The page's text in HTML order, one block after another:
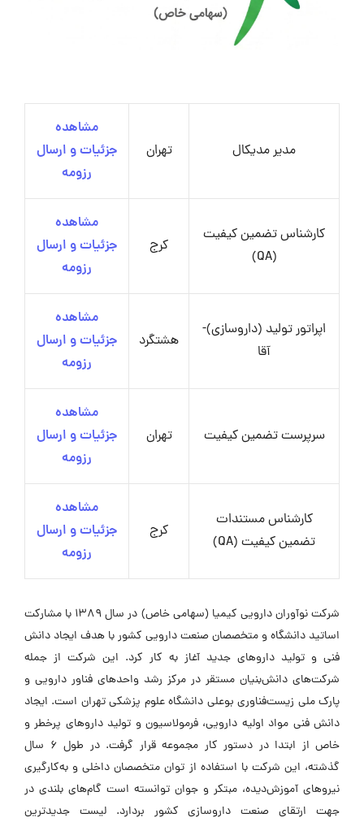
مدیر مدیکال تهران
مشاهده
جزئیات و ارسال
رزومه
کارشناس تضمین کیفیت
(QA)
کرج
مشاهده
جزئیات و ارسال
رزومه
اپراتور تولید (داروسازی)-
آقا
هشتگرد
مشاهده
جزئیات و ارسال
رزومه
سرپرست تضمین کیفیت تهران
مشاهده
جزئیات و ارسال
رزومه
کارشناس مستندات
تضمین کیفیت (QA)
کرج
مشاهده
جزئیات و ارسال
رزومه
شرکت نوآوران دارویی کیمیا (سهامی خاص) در سال 1389 با مشارکت
اساتید دانشگاه و متخصصان صنعت دارویی کشور با هدف ایجاد دانش
فنی و تولید داروهای جدید آغاز به کار کرد. این شرکت از جمله
شرکت‌های دانش‌بنیان مستقر در مرکز رشد واحدهای فناور دارویی و
پارک ملی زیست‌فناوری بوعلی دانشگاه علوم پزشکی تهران است. ایجاد
دانش فنی مواد اولیه دارویی، فرمولاسیون و تولید داروهای پرخطر و
خاص از ابتدا در دستور کار مجموعه قرار گرفت. در طول 6 سال
گذشته، این شرکت با استفاده از توان متخصصان داخلی و به‌کارگیری
نیروهای آموزش‌دیده، مبتکر و جوان توانسته است گام‌های بلندی در
جهت ارتقای صنعت داروسازی کشور بردارد. لیست جدیدترین